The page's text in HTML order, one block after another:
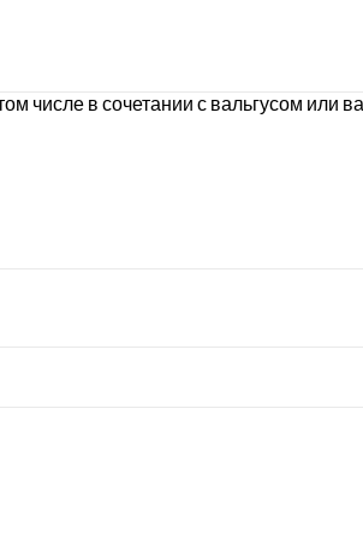
в сочетании с вальгусом или